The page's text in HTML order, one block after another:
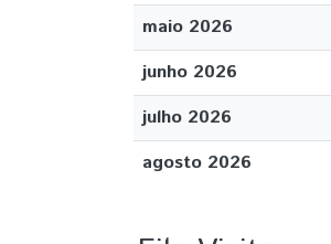
maio 2026
junho 2026
julho 2026
agosto 2026